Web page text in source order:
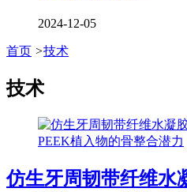
2024-12-05
首页 >技术
技术
仿生牙周韧带纤维水